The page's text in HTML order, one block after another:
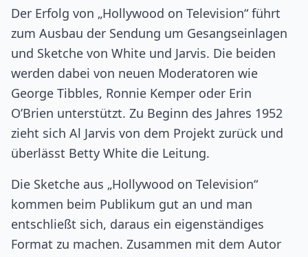
Der Erfolg von „Hollywood on Television“ führt
zum Ausbau der Sendung um Gesangseinlagen
und Sketche von White und Jarvis. Die beiden
werden dabei von neuen Moderatoren wie
George Tibbles, Ronnie Kemper oder Erin
O’Brien unterstützt. Zu Beginn des Jahres 1952
zieht sich Al Jarvis von dem Projekt zurück und
überlässt Betty White die Leitung.
Die Sketche aus „Hollywood on Television“
kommen beim Publikum gut an und man
entschließt sich, daraus ein eigenständiges
Format zu machen. Zusammen mit dem Autor